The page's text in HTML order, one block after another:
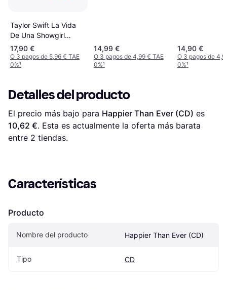
Taylor Swift La Vida
De Una Showgirl
Sudor Y Ed (2025)
(CD)
17,90 €
O 3 pagos de 5,96 € TAE
0%¹
14,99 €
O 3 pagos de 4,99 € TAE
0%¹
14,90 €
O 3 pagos de
0%¹
Detalles del producto
El precio más bajo para Happier Than Ever (CD)
10,62 €. Esta es actualmente la oferta más barata
entre 2 tiendas.
Características
Producto
Nombre del producto Happier Than Ever (CD)
Tipo CD